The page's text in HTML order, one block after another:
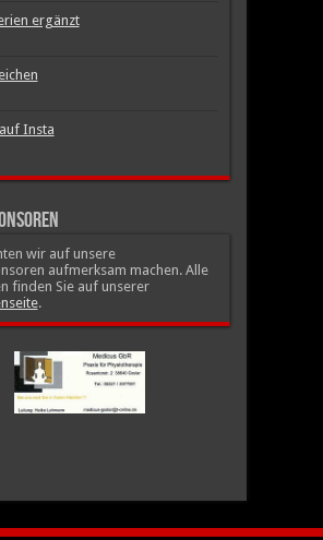
ergänzt
Insta
wir auf unsere
aufmerksam machen. Alle
finden Sie auf unserer
.